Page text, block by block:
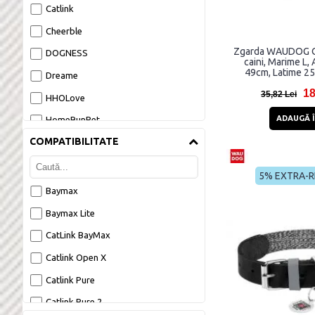
Catlink
Cheerble
DOGNESS
Dreame
HHOLove
HomeRunPet
Neakasa
Oneisall
PETONEER
PetKit
Petwant
Rojeco
Tesla
UBPet
COMPATIBILITATE
Baymax
Baymax Lite
CatLink BayMax
Catlink Open X
Catlink Pure
Catlink Pure 2
Zgarda WAUDOG
caini, Marime L,
49cm, Latime
35,82 Lei
ADAUGĂ
5% EXTRA-